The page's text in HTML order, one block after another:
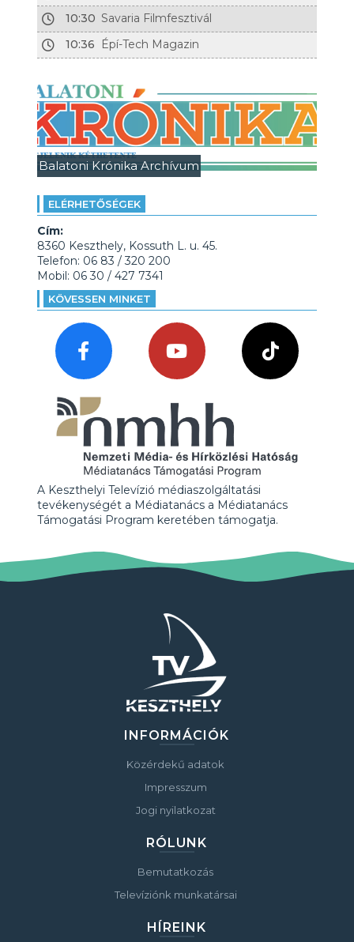
10:30 Savaria Filmfesztivál
10:36
Épí-Tech Magazin
Balatoni Krónika Archívum
ELÉRHETŐSÉGEK
Cím:
8360 Keszthely, Kossuth L. u. 45.
Telefon: 06 83 / 320 200
Mobil: 06 30 / 427 7341
KÖVESSEN MINKET
A Keszthelyi Televízió médiaszolgáltatási
tevékenységét a Médiatanács a Médiatanács
Támogatási Program keretében támogatja.
INFORMÁCIÓK
Közérdekű adatok
Impresszum
Jogi nyilatkozat
RÓLUNK
Bemutatkozás
Televíziónk munkatársai
HÍREINK